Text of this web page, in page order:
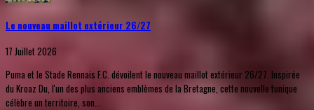
Le nouveau maillot extérieur 26/27
17 Juillet 2026
Puma et le Stade Rennais F.C. dévoilent le nouveau maillot extérieur 26/27. Inspirée
du Kroaz Du, l'un des plus anciens emblèmes de la Bretagne, cette nouvelle tunique
célèbre un territoire, son...